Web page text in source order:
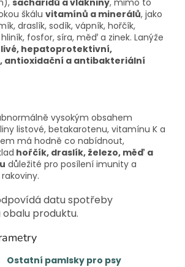
škálu vitamínů a minerálů, jako
draslík, sodík, vápník, hořčík,
fosfor, síra, měď a zinek. Lanýže
hepatoprotektivní,
antioxidační a antibakteriální
vysokým obsahem
listové, betakarotenu, vitamínu K a
má hodně co nabídnout,
hořčík, draslík, železo, měď a
důležité pro posílení imunity a
datu spotřeby
produktu.
Ostatní pamlsky pro psy